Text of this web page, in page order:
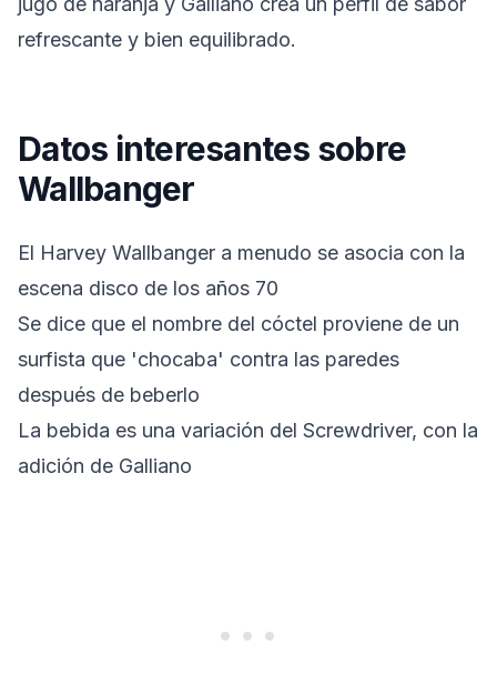
refrescante y bien equilibrado.
Datos interesantes sobre
Wallbanger
El Harvey Wallbanger a menudo se asocia con la
escena disco de los años 70
Se dice que el nombre del cóctel proviene de un
surfista que 'chocaba' contra las paredes
después de beberlo
La bebida es una variación del Screwdriver, con la
adición de Galliano